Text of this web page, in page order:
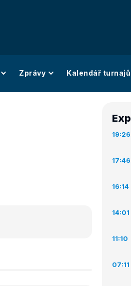
Zprávy Kalendář turnajů
19:26
17:46
16:14
14:01
11:10
07:11